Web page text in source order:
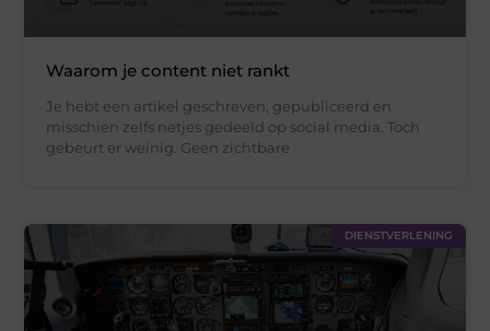
Waarom je content niet rankt
Je hebt een artikel geschreven, gepubliceerd en
misschien zelfs netjes gedeeld op social media. Toch
gebeurt er weinig. Geen zichtbare
DIENSTVERLENING